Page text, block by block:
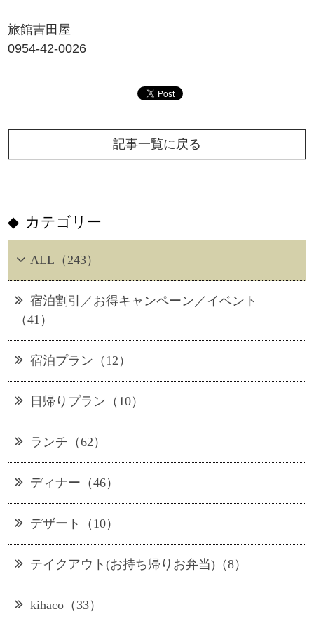
旅館吉田屋
0954-42-0026
記事一覧に戻る
カテゴリー
ALL（243）
宿泊割引／お得キャンペーン／イベント
（41）
宿泊プラン（12）
日帰りプラン（10）
ランチ（62）
ディナー（46）
デザート（10）
テイクアウト(お持ち帰りお弁当)（8）
kihaco（33）